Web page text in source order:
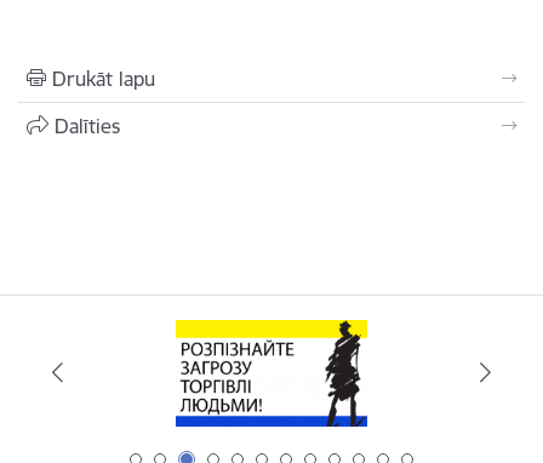
Drukāt lapu
Dalīties